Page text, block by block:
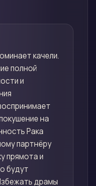
качели.
полной
и
на
Рака
партнёру
прямота и
будут
драмы